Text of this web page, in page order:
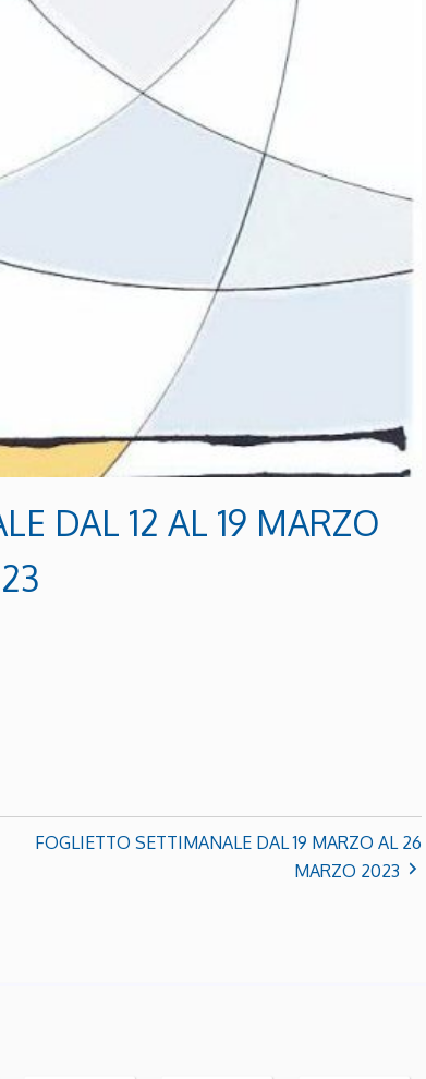
DAL 12 AL 19 MARZO
FOGLIETTO SETTIMANALE DAL 19 MARZO AL 26
MARZO 2023